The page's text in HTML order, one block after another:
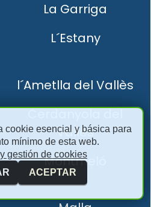
La Garriga
L´Estany
l´Ametlla del Vallès
Cerdanyola del
Vallès
Montmeló
cookie esencial y básica para
mínimo de esta web.
gestión de cookies
ACEPTAR